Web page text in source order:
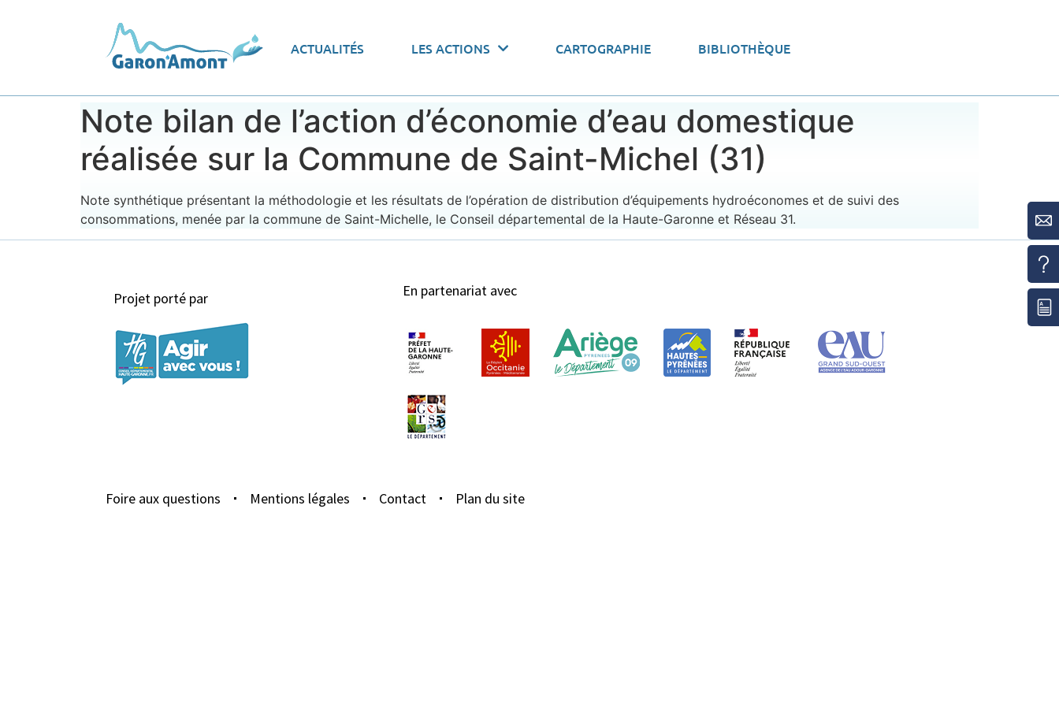
ACTUALITÉS LES ACTIONS CARTOGRAPHIE BIBLIOTHÈQUE
Vue d’ensemble Les actions par thématiques
Note bilan de l’action d’économie d’eau domestique
réalisée sur la Commune de Saint-Michel (31)
Note synthétique présentant la méthodologie et les résultats de l’opération de distribution d’équipements hydroéconomes et de suivi des
consommations, menée par la commune de Saint-Michelle, le Conseil départemental de la Haute-Garonne et Réseau 31.
Projet porté par En partenariat avec
Foire aux questions Mentions légales Contact Plan du site